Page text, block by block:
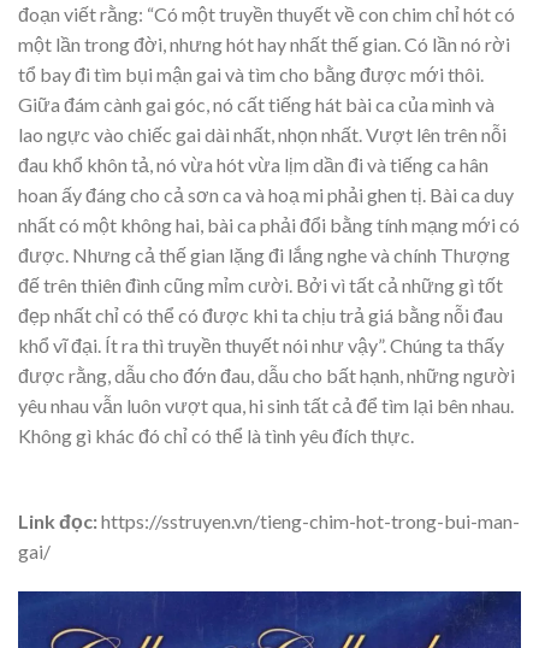
đoạn viết rằng: “Có một truyền thuyết về con chim chỉ hót có
một lần trong đời, nhưng hót hay nhất thế gian. Có lần nó rời
tổ bay đi tìm bụi mận gai và tìm cho bằng được mới thôi.
Giữa đám cành gai góc, nó cất tiếng hát bài ca của mình và
lao ngực vào chiếc gai dài nhất, nhọn nhất. Vượt lên trên nỗi
đau khổ khôn tả, nó vừa hót vừa lịm dần đi và tiếng ca hân
hoan ấy đáng cho cả sơn ca và hoạ mi phải ghen tị. Bài ca duy
nhất có một không hai, bài ca phải đổi bằng tính mạng mới có
được. Nhưng cả thế gian lặng đi lắng nghe và chính Thượng
đế trên thiên đình cũng mỉm cười. Bởi vì tất cả những gì tốt
đẹp nhất chỉ có thể có được khi ta chịu trả giá bằng nỗi đau
khổ vĩ đại. Ít ra thì truyền thuyết nói như vậy”. Chúng ta thấy
được rằng, dẫu cho đớn đau, dẫu cho bất hạnh, những người
yêu nhau vẫn luôn vượt qua, hi sinh tất cả để tìm lại bên nhau.
Không gì khác đó chỉ có thể là tình yêu đích thực.
Link đọc:https://sstruyen.vn/tieng-chim-hot-trong-bui-man-
gai/